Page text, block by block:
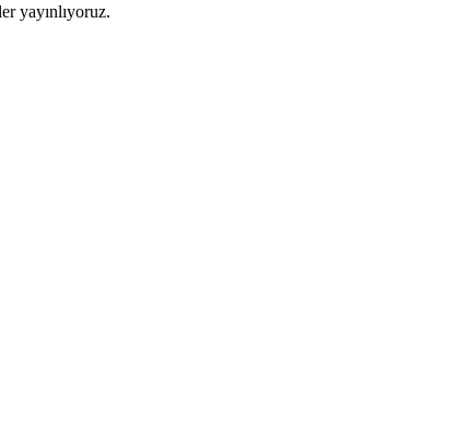
yayınlıyoruz.